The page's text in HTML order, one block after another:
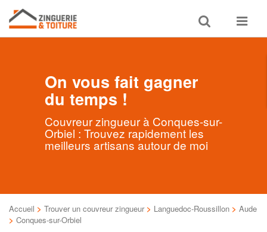
Toggle
search
Toggle
On vous fait gagner
du temps !
Couvreur zingueur à Conques-sur-
Orbiel : Trouvez rapidement les
meilleurs artisans autour de moi
Accueil > Trouver un couvreur zingueur > Languedoc-Roussillon > Aude
> Conques-sur-Orbiel